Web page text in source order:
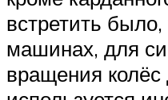
встретить
машинах, для
вращения колёс